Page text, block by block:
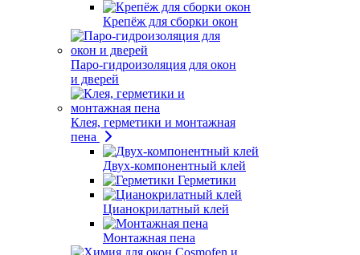
Крепёж для сборки окон
Паро-гидроизоляция для окон
и дверей
Клея, герметики и монтажная
пена
Двух-компонентный клей
Герметики
Цианокрилатный клей
Монтажная пена